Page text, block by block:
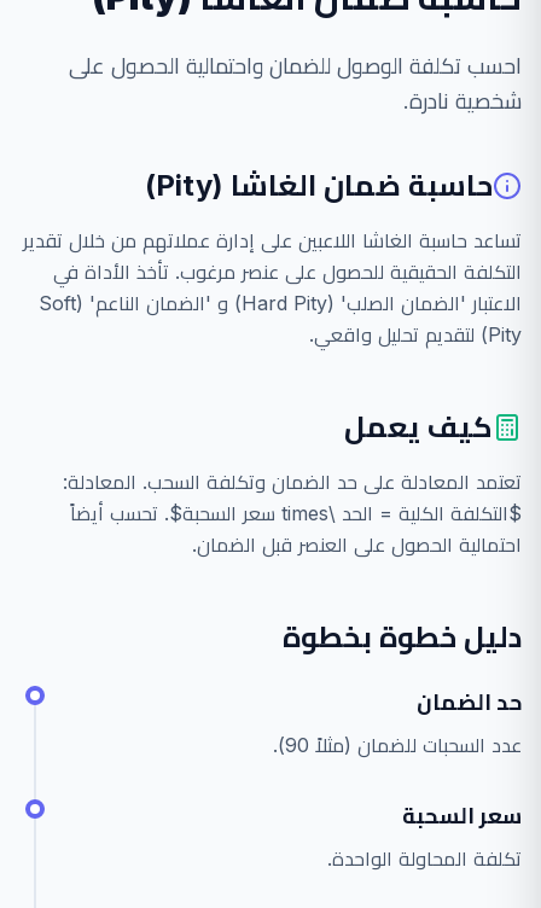
احسب تكلفة الوصول للضمان واحتمالية الحصول على
شخصية نادرة.
حاسبة ضمان الغاشا (Pity)
تساعد حاسبة الغاشا اللاعبين على إدارة عملاتهم من خلال تقدير
التكلفة الحقيقية للحصول على عنصر مرغوب. تأخذ الأداة في
الاعتبار 'الضمان الصلب' (Hard Pity) و 'الضمان الناعم' (Soft
Pity) لتقديم تحليل واقعي.
كيف يعمل
تعتمد المعادلة على حد الضمان وتكلفة السحب. المعادلة:
$التكلفة الكلية = الحد \times سعر السحبة$. تحسب أيضاً
احتمالية الحصول على العنصر قبل الضمان.
دليل خطوة بخطوة
حد الضمان
عدد السحبات للضمان (مثلاً 90).
سعر السحبة
تكلفة المحاولة الواحدة.